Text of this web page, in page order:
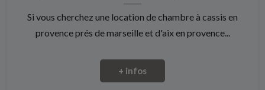
Si vous cherchez une location de chambre à cassis en
provence prés de marseille et d'aix en provence...
+ infos